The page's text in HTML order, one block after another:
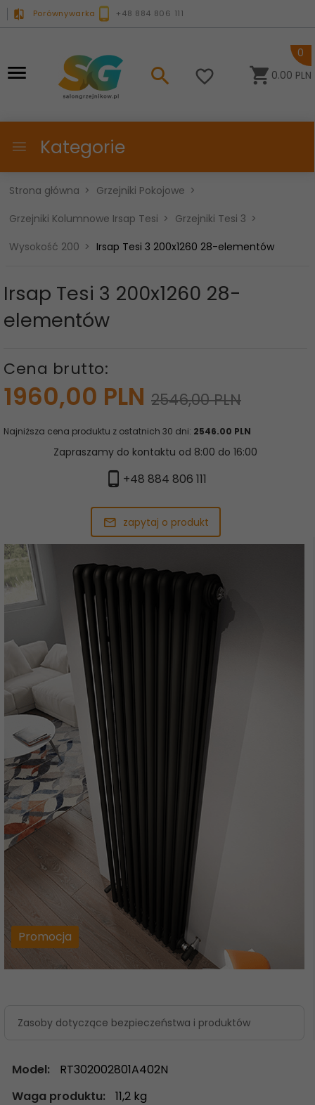
Porównywarka +48 884 806 111
0.00 PLN
0
Kategorie
Strona główna
Grzejniki Pokojowe
Grzejniki Kolumnowe Irsap Tesi
Grzejniki Tesi 3
Wysokość 200
Irsap Tesi 3 200x1260 28-elementów
Irsap Tesi 3 200x1260 28-
elementów
Cena brutto:
1960,00 PLN 2546,00 PLN
Najniższa cena produktu z ostatnich 30 dni: 2546.00 PLN
Zapraszamy do kontaktu od 8:00 do 16:00
+48 884 806 111
zapytaj o produkt
Promocja
Zasoby dotyczące bezpieczeństwa i produktów
Model:
RT302002801A402N
Waga produktu:
11,2 kg